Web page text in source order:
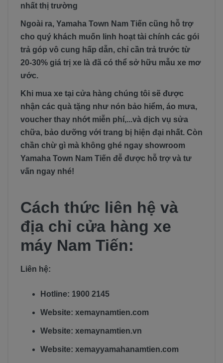
nhất thị trường
Ngoài ra, Yamaha Town Nam Tiến cũng hỗ trợ
cho quý khách muốn linh hoạt tài chính các gói
trả góp vô cung hấp dẫn, chỉ cần trả trước từ
20-30% giá trị xe là đã có thể sở hữu mẫu xe mơ
ước.
Khi mua xe tại cửa hàng chúng tôi sẽ được
nhận các quà tặng như nón bảo hiểm, áo mưa,
voucher thay nhớt miễn phí,...và dịch vụ sửa
chữa, bảo dưỡng với trang bị hiện đại nhất. Còn
chần chừ gì mà không ghé ngay showroom
Yamaha Town Nam Tiến đễ được hỗ trợ và tư
vấn ngay nhé!
Cách thức liên hệ và
địa chỉ cửa hàng xe
máy Nam Tiến:
Liên hệ:
Hotline: 1900 2145
Website: xemaynamtien.com
Website: xemaynamtien.vn
Website: xemayyamahanamtien.com